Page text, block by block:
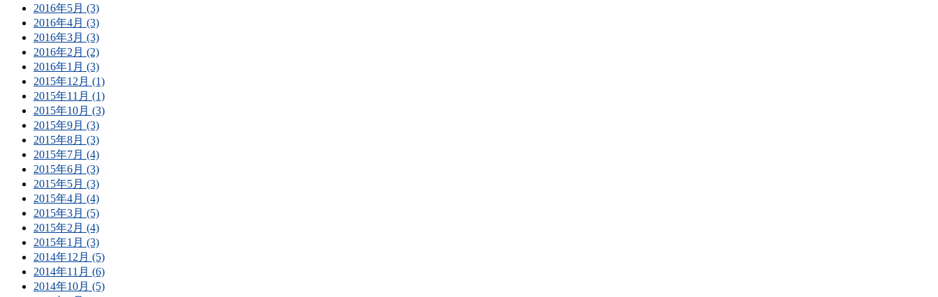
2016年5月 (3)
2016年4月 (3)
2016年3月 (3)
2016年2月 (2)
2016年1月 (3)
2015年12月 (1)
2015年11月 (1)
2015年10月 (3)
2015年9月 (3)
2015年8月 (3)
2015年7月 (4)
2015年6月 (3)
2015年5月 (3)
2015年4月 (4)
2015年3月 (5)
2015年2月 (4)
2015年1月 (3)
2014年12月 (5)
2014年11月 (6)
2014年10月 (5)